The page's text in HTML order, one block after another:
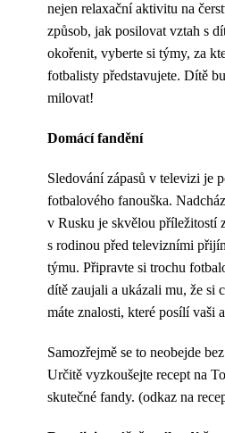
nejen relaxační aktivitu na
způsob, jak posilovat vztah s
okořenit, vyberte si týmy, za
fotbalisty představujete. Dítě
milovat!
Domácí fandění
Sledování zápasů v televizi je
fotbalového fanouška.
v Rusku je skvělou příležitostí
s rodinou před televizními
týmu. Připravte si trochu
dítě zaujali a ukázali mu, že si
máte znalosti, které posílí vaši
Samozřejmě se to neobejde
Určitě vyzkoušejte recept na
skutečné fandy. (odkaz na